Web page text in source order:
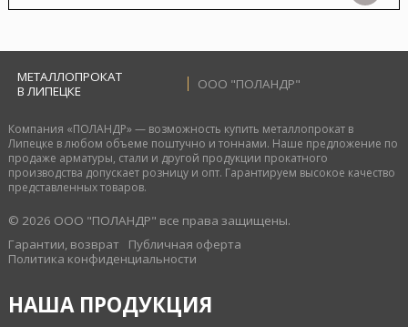
МЕТАЛЛОПРОКАТ
В ЛИПЕЦКЕ
ООО "ПОЛАНДР"
Компания «ПОЛАНДР» — возможность купить металлопрокат в
Липецке в любом объеме поштучно и тоннами. Наше предложение по
продаже арматуры, стали и другой продукции прокатного
производства допускает розницу и опт. Гарантируем высокое качество
представленных товаров.
© 2026 ООО "ПОЛАНДР" все права защищены.
Гарантии, возврат
Публичная оферта
Политика конфиденциальности
НАША ПРОДУКЦИЯ